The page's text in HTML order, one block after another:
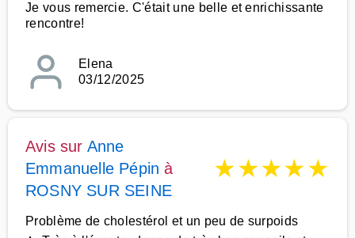
Je vous remercie. C'était une belle et enrichissante
rencontre!
Elena
03/12/2025
Avis sur Anne
Emmanuelle Pépin à
ROSNY SUR SEINE
★★★★★
Problème de cholestérol et un peu de surpoids